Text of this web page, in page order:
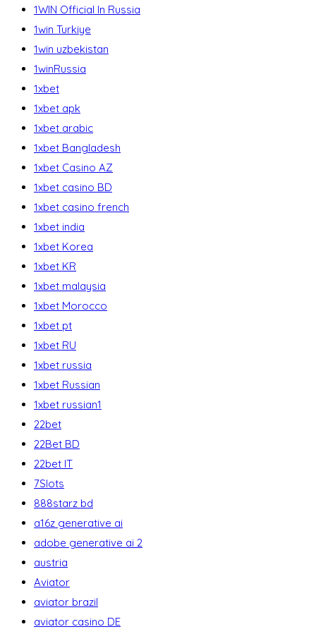
1WIN Official In Russia
1win Turkiye
1win uzbekistan
1winRussia
1xbet
1xbet apk
1xbet arabic
1xbet Bangladesh
1xbet Casino AZ
1xbet casino BD
1xbet casino french
1xbet india
1xbet Korea
1xbet KR
1xbet malaysia
1xbet Morocco
1xbet pt
1xbet RU
1xbet russia
1xbet Russian
1xbet russian1
22bet
22Bet BD
22bet IT
7Slots
888starz bd
a16z generative ai
adobe generative ai 2
austria
Aviator
aviator brazil
aviator casino DE